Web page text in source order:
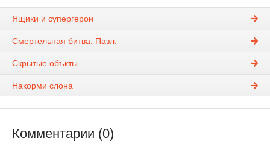
Ящики и супергерои
Смертельная битва. Пазл.
Скрытые объкты
Накорми слона
Комментарии (0)